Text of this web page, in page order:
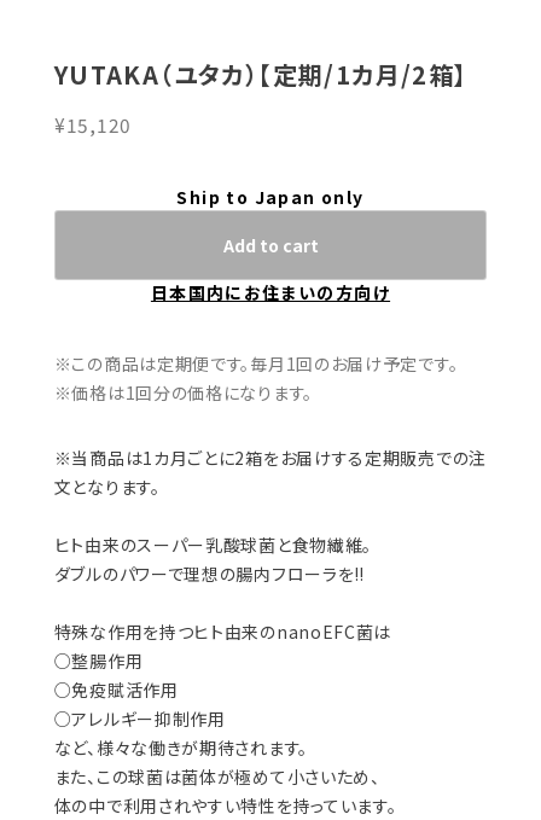
YUTAKA（ユタカ）【定期/1カ月/2箱】
¥15,120
Ship to Japan only
Add to cart
日本国内にお住まいの方向け
※この商品は定期便です。毎月1回のお届け予定です。
※価格は1回分の価格になります。
※当商品は1カ月ごとに2箱をお届けする定期販売での注
文となります。
ヒト由来のスーパー乳酸球菌と食物繊維。
ダブルのパワーで理想の腸内フローラを‼️
特殊な作用を持つヒト由来のnanoEFC菌は
○整腸作用
○免疫賦活作用
○アレルギー抑制作用
など、様々な働きが期待されます。
また、この球菌は菌体が極めて小さいため、
体の中で利用されやすい特性を持っています。